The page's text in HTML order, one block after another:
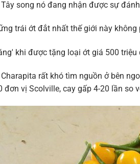
song nó đang nhận được sự
trái ớt đắt nhất thế giới này không
rất khó tìm nguồn ở bên
đơn vị Scolville, cay gấp 4-20 lần so